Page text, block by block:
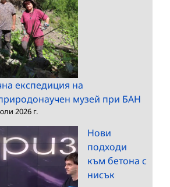
експедиция на
музей при БАН
2026 г.
Нови
подходи
към бетона с
нисък